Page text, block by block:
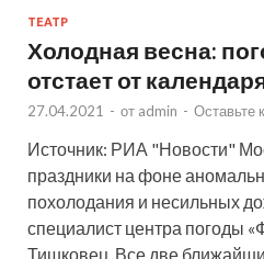
ТЕАТР
Холодная весна:
отстает от
27.04.2021 - от admin - Оставьте
Источник: РИА "Новости"
праздники на фоне
похолодания и несильных
специалист центра погоды
Тишковец. Все две